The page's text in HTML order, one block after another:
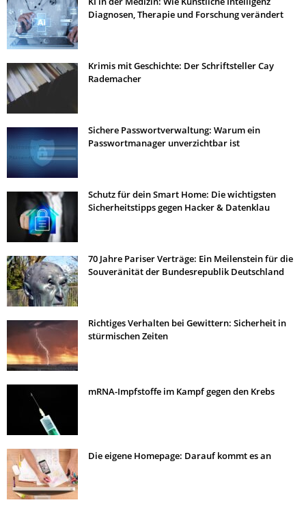
Diagnosen, Therapie und Forschung verändert
Krimis mit Geschichte: Der Schriftsteller Cay
Rademacher
Sichere Passwortverwaltung: Warum ein
Passwortmanager unverzichtbar ist
Schutz für dein Smart Home: Die wichtigsten
Sicherheitstipps gegen Hacker & Datenklau
70 Jahre Pariser Verträge: Ein Meilenstein für die
Souveränität der Bundesrepublik Deutschland
Richtiges Verhalten bei Gewittern: Sicherheit in
stürmischen Zeiten
mRNA-Impfstoffe im Kampf gegen den Krebs
Die eigene Homepage: Darauf kommt es an